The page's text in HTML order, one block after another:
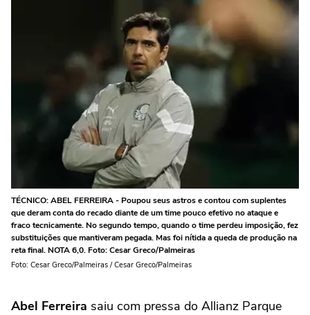
TÉCNICO: ABEL FERREIRA - Poupou seus astros e contou com suplentes
que deram conta do recado diante de um time pouco efetivo no ataque e
fraco tecnicamente. No segundo tempo, quando o time perdeu imposição, fez
substituições que mantiveram pegada. Mas foi nítida a queda de produção na
reta final. NOTA 6,0. Foto: Cesar Greco/Palmeiras
Foto: Cesar Greco/Palmeiras / Cesar Greco/Palmeiras
Abel Ferreira saiu com pressa do Allianz Parque